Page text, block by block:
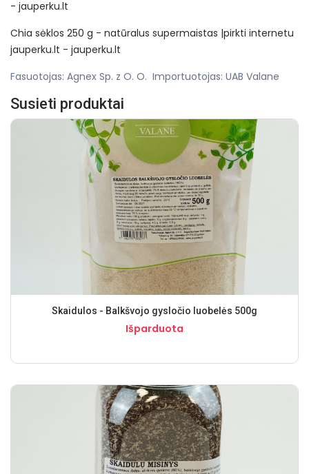
- jauperku.lt
Chia sėklos 250 g - natūralus supermaistas |pirkti internetu
jauperku.lt - jauperku.lt
Fasuotojas: Agnex Sp. z O. O. Importuotojas: UAB Valane
Susieti produktai
Skaidulos - Balkšvojo gysločio luobelės 500g
Išparduota